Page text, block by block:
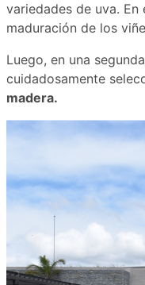
variedades de uva.
maduración de los
Luego, en una
cuidadosamente
madera.